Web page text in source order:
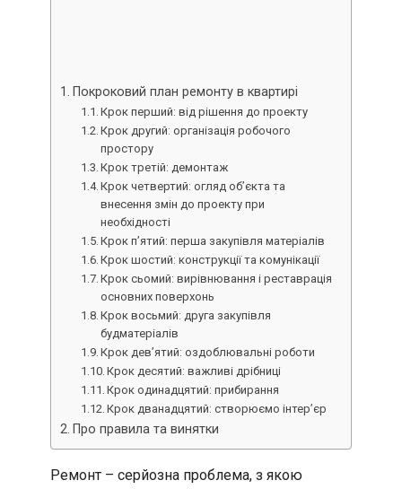
Покроковий план ремонту в квартирі
Крок перший: від рішення до проекту
Крок другий: організація робочого
простору
Крок третій: демонтаж
Крок четвертий: огляд об’єкта та
внесення змін до проекту при
необхідності
Крок п’ятий: перша закупівля матеріалів
Крок шостий: конструкції та комунікації
Крок сьомий: вирівнювання і реставрація
основних поверхонь
Крок восьмий: друга закупівля
будматеріалів
Крок дев’ятий: оздоблювальні роботи
Крок десятий: важливі дрібниці
Крок одинадцятий: прибирання
Крок дванадцятий: створюємо інтер’єр
Про правила та винятки
Ремонт – серйозна проблема, з якою